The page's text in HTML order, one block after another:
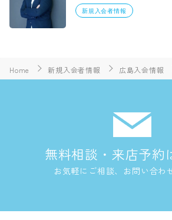
新規入会者情報
Home 新規入会者情報 広島入会情報
無料相談・来店予約
お気軽にご相談、お問い合わ